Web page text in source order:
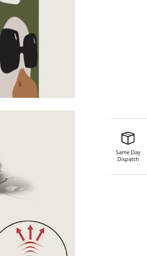
Same Day
Dispatch